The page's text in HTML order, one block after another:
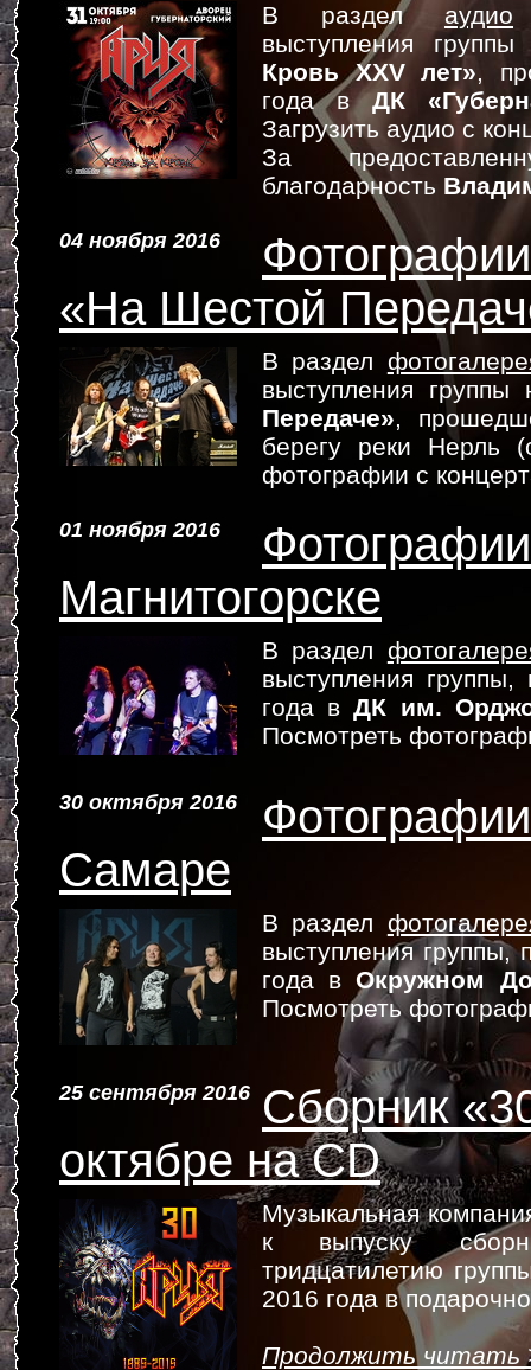
В раздел аудио
выступления
Кровь XXV лет»,
года вДК
Загрузить аудио с
За
благодарность
04 ноября 2016
«На Шестой
В раздел
выступления
Передаче»,
берегу реки Нерль
фотографии с
01 ноября 2016
Магнитогорске
В раздел
выступления
года вДК им.
Посмотреть
30 октября 2016
Самаре
В раздел
выступления группы,
года вОкружном
Посмотреть
25 сентября 2016 Сборник
октябре на CD
Музыкальная
к выпуску
тридцатилетию
2016 года в
Продолжить читать